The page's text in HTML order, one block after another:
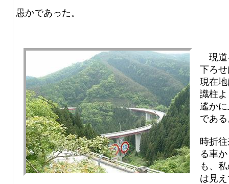
愚かであった。
現道
下ろ
現在
識柱
遙か
であ
時折
る車
も、
は見